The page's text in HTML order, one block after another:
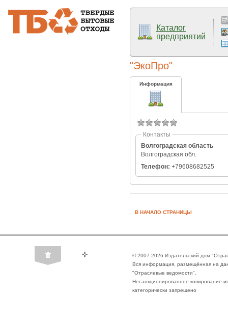
Каталог
предприятий
"ЭкоПро"
Информация
Контакты
Волгоградская область
Волгоградская обл.
Телефон: +79608682525
В НАЧАЛО СТРАНИЦЫ
© 2007-2026 Издательский дом
Вся информация, размещённая на
"Отраслевые ведомости".
Несанкционированное копирование
категорически запрещено